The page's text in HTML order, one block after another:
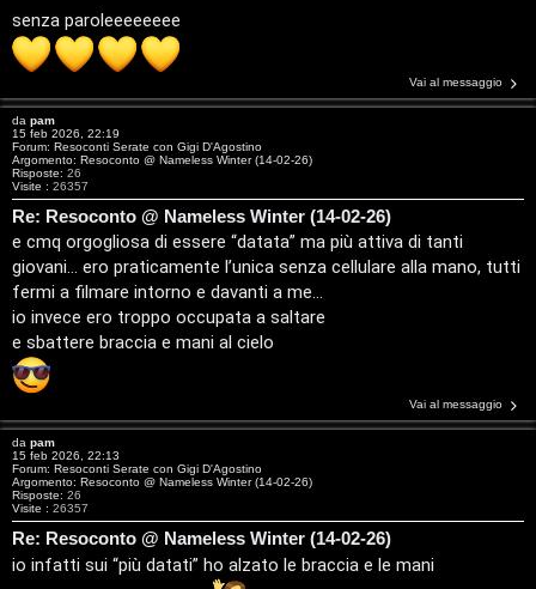
senza paroleeeeeeee
Vai al messaggio
da pam
15 feb 2026, 22:19
Forum: Resoconti Serate con Gigi D'Agostino
Argomento: Resoconto @ Nameless Winter (14-02-26)
Risposte: 26
Visite : 26357
Re: Resoconto @ Nameless Winter (14-02-26)
e cmq orgogliosa di essere “datata” ma più attiva di tanti
giovani… ero praticamente l’unica senza cellulare alla mano, tutti
fermi a filmare intorno e davanti a me…
io invece ero troppo occupata a saltare
e sbattere braccia e mani al cielo
Vai al messaggio
da pam
15 feb 2026, 22:13
Forum: Resoconti Serate con Gigi D'Agostino
Argomento: Resoconto @ Nameless Winter (14-02-26)
Risposte: 26
Visite : 26357
Re: Resoconto @ Nameless Winter (14-02-26)
io infatti sui “più datati” ho alzato le braccia e le mani
G
i
g
i
D
’
A
g
o
s
t
i
n
o